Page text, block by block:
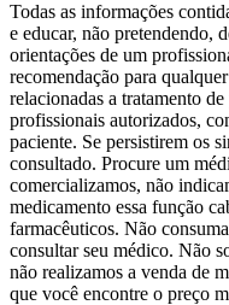
Todas as informações
e educar, não pretendendo,
orientações de um
recomendação para
relacionadas a tratamento
profissionais autorizados,
paciente. Se persistirem os
consultado. Procure um
comercializamos, não
medicamento essa função
farmacêuticos. Não
consultar seu médico. Não
não realizamos a venda de
que você encontre o preço